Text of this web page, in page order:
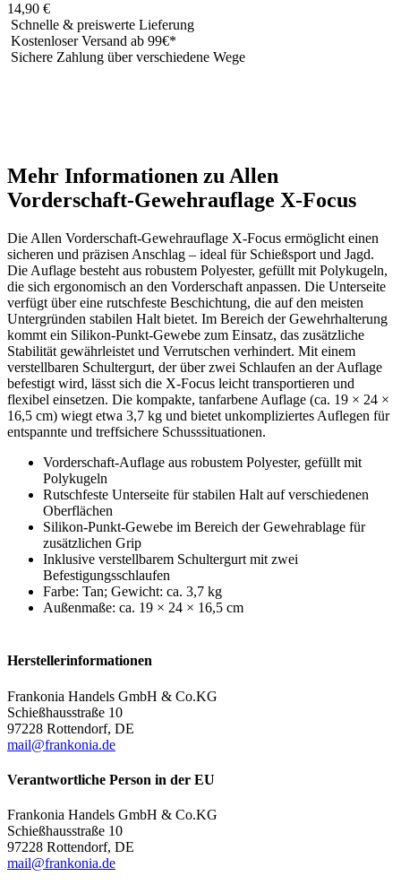
14,90 €
Schnelle & preiswerte Lieferung
Kostenloser Versand ab 99€*
Sichere Zahlung über verschiedene Wege
Mehr Informationen zu Allen
Vorderschaft-Gewehrauflage X-Focus
Die Allen Vorderschaft-Gewehrauflage X-Focus ermöglicht einen
sicheren und präzisen Anschlag – ideal für Schießsport und Jagd.
Die Auflage besteht aus robustem Polyester, gefüllt mit Polykugeln,
die sich ergonomisch an den Vorderschaft anpassen. Die Unterseite
verfügt über eine rutschfeste Beschichtung, die auf den meisten
Untergründen stabilen Halt bietet. Im Bereich der Gewehrhalterung
kommt ein Silikon-Punkt-Gewebe zum Einsatz, das zusätzliche
Stabilität gewährleistet und Verrutschen verhindert. Mit einem
verstellbaren Schultergurt, der über zwei Schlaufen an der Auflage
befestigt wird, lässt sich die X-Focus leicht transportieren und
flexibel einsetzen. Die kompakte, tanfarbene Auflage (ca. 19 × 24 ×
16,5 cm) wiegt etwa 3,7 kg und bietet unkompliziertes Auflegen für
entspannte und treffsichere Schusssituationen.
Vorderschaft-Auflage aus robustem Polyester, gefüllt mit
Polykugeln
Rutschfeste Unterseite für stabilen Halt auf verschiedenen
Oberflächen
Silikon-Punkt-Gewebe im Bereich der Gewehrablage für
zusätzlichen Grip
Inklusive verstellbarem Schultergurt mit zwei
Befestigungsschlaufen
Farbe: Tan; Gewicht: ca. 3,7 kg
Außenmaße: ca. 19 × 24 × 16,5 cm
Herstellerinformationen
Frankonia Handels GmbH & Co.KG
Schießhausstraße 10
97228 Rottendorf, DE
mail@frankonia.de
Verantwortliche Person in der EU
Frankonia Handels GmbH & Co.KG
Schießhausstraße 10
97228 Rottendorf, DE
mail@frankonia.de